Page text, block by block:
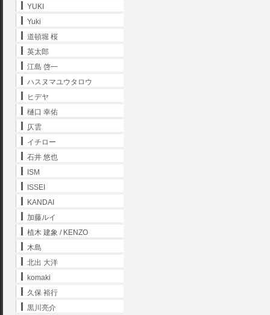
YUKI
Yuki
道頓堀 桜
英太郎
江島 啓一
ハスヌマユウタロウ
ヒデヤ
樋口 幸佑
仄雲
イチロー
石井 悠也
ISM
ISSEI
KANDAI
加藤ルイ
植木 建象 / KENZO
木島
北出 大洋
komaki
久保 裕行
黒川亮介